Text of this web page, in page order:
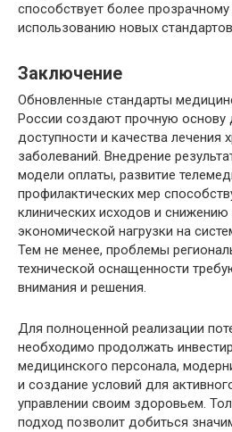
способствует более
использованию новых
Заключение
Обновленные стандарты
России создают прочную основу
доступности и качества лечения
заболеваний. Внедрение
модели оплаты, развитие
профилактических мер
клинических исходов и
экономической нагрузки на
Тем не менее, проблемы
технической оснащенности
внимания и решения.
Для полноценной реализации
необходимо продолжать
медицинского персонала,
и создание условий для
управлении своим здоровьем.
подход позволит добиться